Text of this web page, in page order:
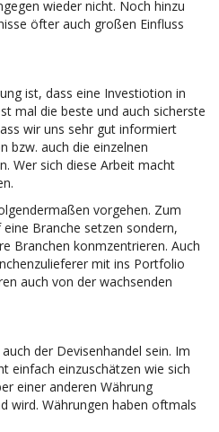
wieder nicht. Noch hinzu
öfter auch großen Einfluss
ist, dass eine Investiotion in
mal die beste und auch sicherste
wir uns sehr gut informiert
bzw. auch die einzelnen
Wer sich diese Arbeit macht
vorgehen. Zum
Branche setzen sondern,
Branchen konmzentrieren. Auch
mit ins Portfolio
auch von der wachsenden
der Devisenhandel sein. Im
einfach einzuschätzen wie sich
einer anderen Währung
wird. Währungen haben oftmals